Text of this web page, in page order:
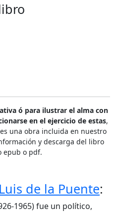
ó para ilustrar el alma con
en el ejercicio de estas,
una obra incluida en nuestro
y descarga del libro
epub o pdf.
Luis de la Puente:
1965) fue un político,